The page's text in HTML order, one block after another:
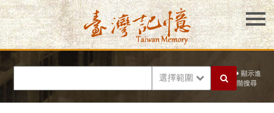
選擇範圍
顯示進
階搜尋